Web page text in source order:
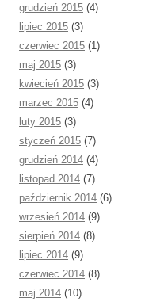
grudzień 2015 (4)
lipiec 2015 (3)
czerwiec 2015 (1)
maj 2015 (3)
kwiecień 2015 (3)
marzec 2015 (4)
luty 2015 (3)
styczeń 2015 (7)
grudzień 2014 (4)
listopad 2014 (7)
październik 2014 (6)
wrzesień 2014 (9)
sierpień 2014 (8)
lipiec 2014 (9)
czerwiec 2014 (8)
maj 2014 (10)